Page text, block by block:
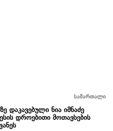
სამართალი
დაკავებული ნია იმნაძე
დროებითი მოთავსების